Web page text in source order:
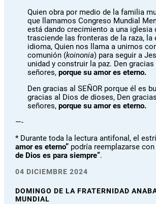
Quien obra por medio de la familia
que llamamos Congreso Mundial
está dando crecimiento a una iglesia
trasciende las fronteras de la raza, la
idioma, Quien nos llama a unirnos
comunión (koinonia) para seguir a
unidad y construir la paz. Den gracias
señores,porque su amor es eterno.
Den gracias al SEÑOR porque él es
gracias al Dios de dioses, Den
señores,porque su amor es eterno.
—-
* Durante toda la lectura antifonal, el
amor es eterno” podría reemplazarse
de Dios es para siempre”.
04 DICIEMBRE 2024
DOMINGO DE LA FRATERNIDAD
MUNDIAL